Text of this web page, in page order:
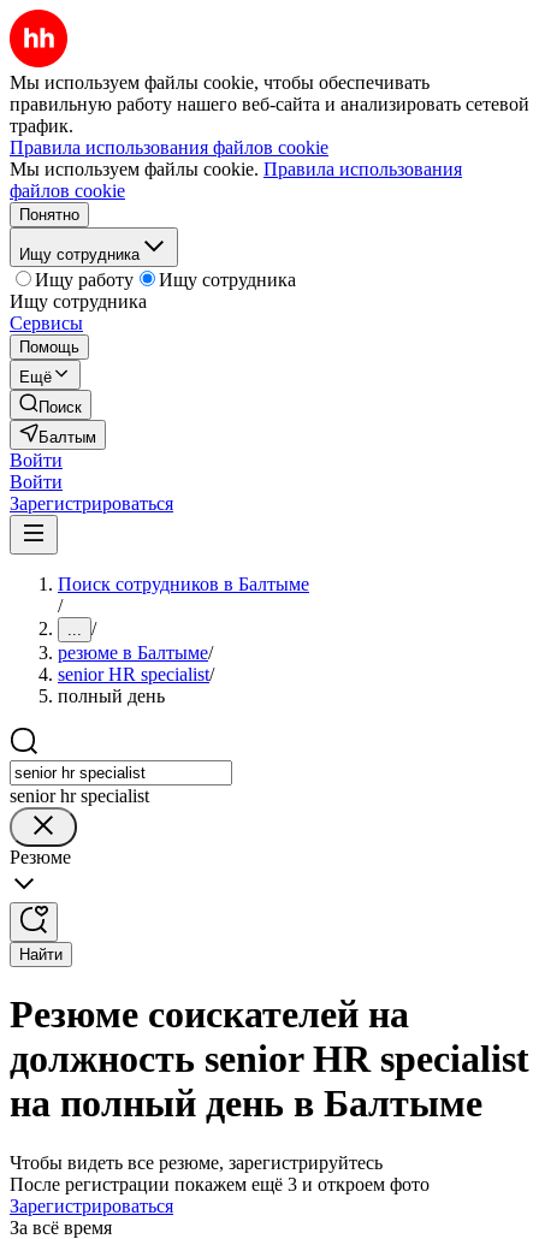
Мы используем файлы cookie, чтобы обеспечивать
правильную работу нашего веб-сайта и анализировать сетевой
трафик.
Правила использования файлов cookie
Мы используем файлы cookie. Правила использования
файлов cookie
Понятно
Ищу сотрудника
Ищу работу
Ищу сотрудника
Ищу сотрудника
Сервисы
Помощь
Ещё
Поиск
Балтым
Войти
Войти
Зарегистрироваться
Поиск сотрудников в Балтыме
/
... /
резюме в Балтыме/
senior HR specialist/
полный день
senior hr specialist
Резюме
Найти
Резюме соискателей на
должность senior HR specialist
на полный день в Балтыме
Чтобы видеть все резюме, зарегистрируйтесь
После регистрации покажем ещё 3 и откроем фото
Зарегистрироваться
За всё время